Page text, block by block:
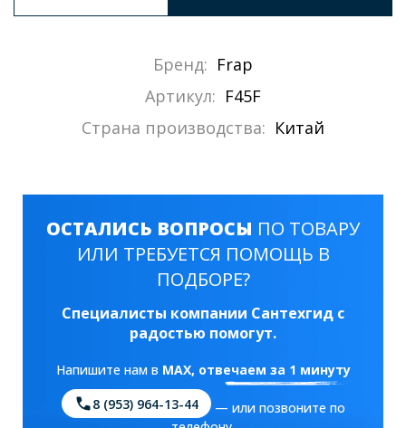
Бренд: Frap
Артикул: F45F
Страна производства: Китай
ОСТАЛИСЬ ВОПРОСЫ ПО ТОВАРУ
ИЛИ ТРЕБУЕТСЯ ПОМОЩЬ В
ПОДБОРЕ?
Специалисты компании Сантехгид с
радостью помогут.
Напишите нам в MAX, отвечаем за 1 минуту
8 (953) 964-13-44
— или позвоните по